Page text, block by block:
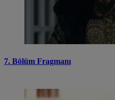
7. Bölüm Fragmanı